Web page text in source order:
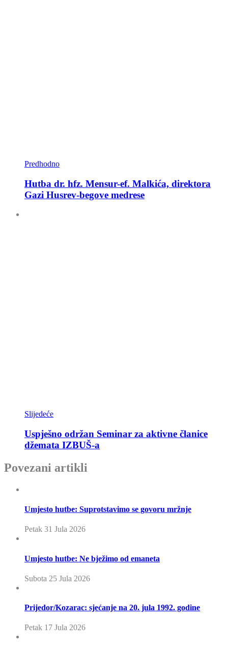
Predhodno
Hutba dr. hfz. Mensur-ef. Malkića, direktora
Gazi Husrev-begove medrese
Slijedeće
Uspješno održan Seminar za aktivne članice
džemata IZBUŠ-a
Povezani artikli
Umjesto hutbe: Suprotstavimo se govoru mržnje
Petak 31 Jula 2026
Umjesto hutbe: Ne bježimo od emaneta
Subota 25 Jula 2026
Prijedor/Kozarac: sjećanje na 20. jula 1992. godine
Petak 17 Jula 2026